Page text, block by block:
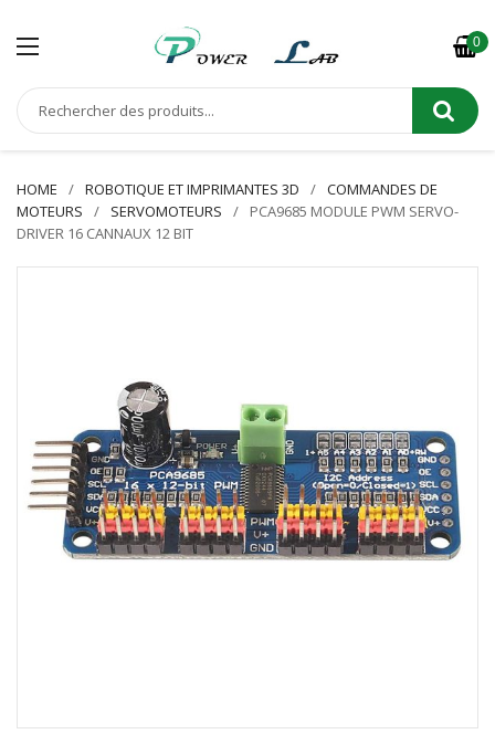
0
HOME ROBOTIQUE ET IMPRIMANTES 3D
COMMANDES DE
MOTEURS
SERVOMOTEURS
PCA9685 MODULE PWM SERVO-
DRIVER 16 CANNAUX 12 BIT